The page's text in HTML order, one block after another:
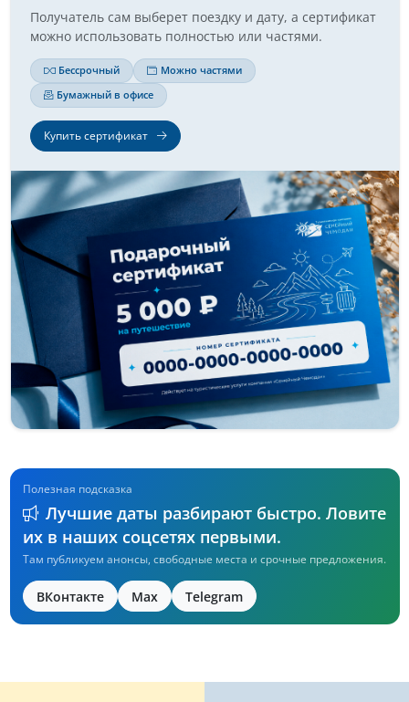
Получатель сам выберет поездку и дату, а сертификат
можно использовать полностью или частями.
Бессрочный
Можно частями
Бумажный в офисе
Купить сертификат
Полезная подсказка
Лучшие даты разбирают быстро. Ловите
их в наших соцсетях первыми.
Там публикуем анонсы, свободные места и срочные предложения.
ВКонтакте Max Telegram